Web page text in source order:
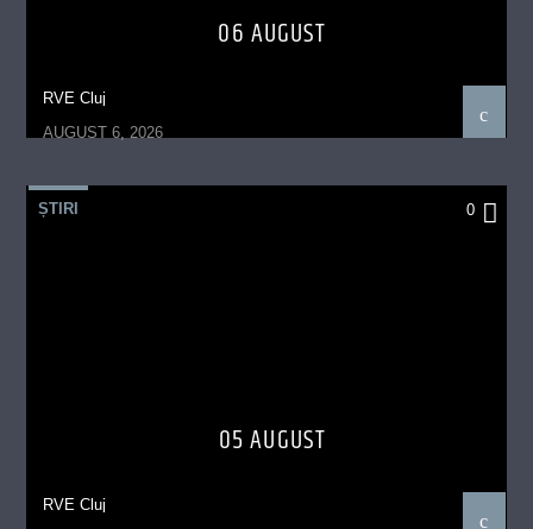
06 AUGUST
RVE Cluj
AUGUST 6, 2026
ȘTIRI 0
05 AUGUST
RVE Cluj